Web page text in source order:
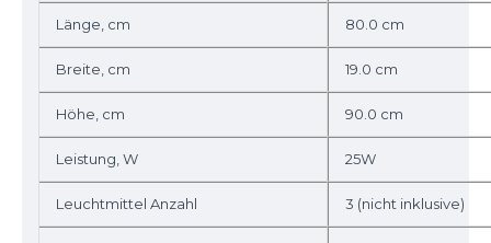
Länge, cm 80.0 cm
Breite, cm 19.0 cm
Höhe, cm 90.0 cm
Leistung, W 25W
Leuchtmittel Anzahl 3 (nicht inklusive)